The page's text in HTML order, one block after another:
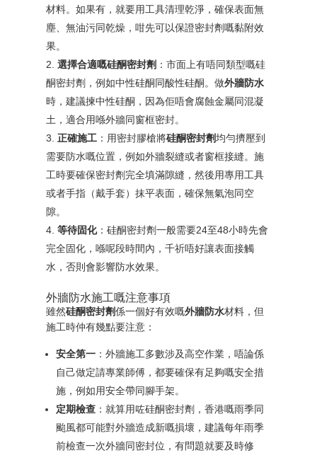
材料。如果有，就要用工具清理乾淨，確保表面無
塵、無油污同乾燥，咁先可以保證密封劑嘅黏附效
果。
選擇合適嘅硅酮密封劑 ：市面上有唔同類型嘅硅
酮密封劑，例如中性硅酮同酸性硅酮。做外牆防水
時，建議揀中性硅酮，因為佢唔會腐蝕金屬同混凝
土，適合用喺外牆同窗框密封。
正確施工：用密封膠槍將硅酮密封劑均勻擠壓到
需要防水嘅位置，例如外牆裂縫或者窗框接縫。施
工時要確保密封劑完全填滿隙縫，然後用專用工具
或者手指（戴手套）抹平表面，確保無氣泡同空
隙。
等待固化：硅酮密封劑一般需要24至48小時先會
完全固化，喺呢段時間內，千祈唔好讓表面接觸
水，否則會影響防水效果。
外牆防水施工嘅注意事項
雖然硅酮密封劑係一個好有效嘅外牆防水材料，但
施工時仲有幾點要注意：
安全第一：外牆施工多數涉及高空作業，唔論係
自己做定請專業師傅，都要確保有足夠嘅安全措
施，例如用安全帶同腳手架。
定期檢查：就算用咗硅酮密封劑，香港嘅雨季同
颱風都可能對外牆造成新嘅損壞，建議每年雨季
前檢查一次外牆同密封位，有問題就要及時修